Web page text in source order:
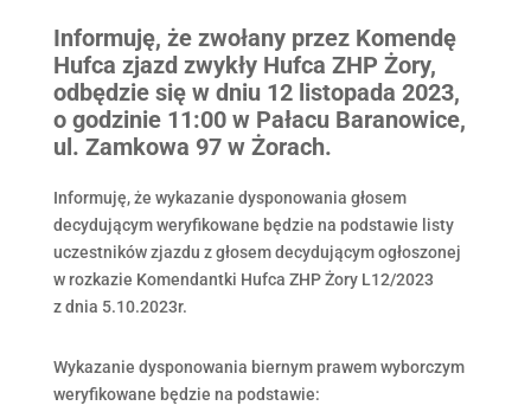
Informuję, że zwołany przez Komendę
Hufca zjazd zwykły Hufca ZHP Żory,
odbędzie się w dniu 12 listopada 2023,
o godzinie 11:00 w Pałacu Baranowice,
ul. Zamkowa 97 w Żorach.
Informuję, że wykazanie dysponowania głosem
decydującym weryfikowane będzie na podstawie listy
uczestników zjazdu z głosem decydującym ogłoszonej
w rozkazie Komendantki Hufca ZHP Żory L12/2023
z dnia 5.10.2023r.
Wykazanie dysponowania biernym prawem wyborczym
weryfikowane będzie na podstawie: